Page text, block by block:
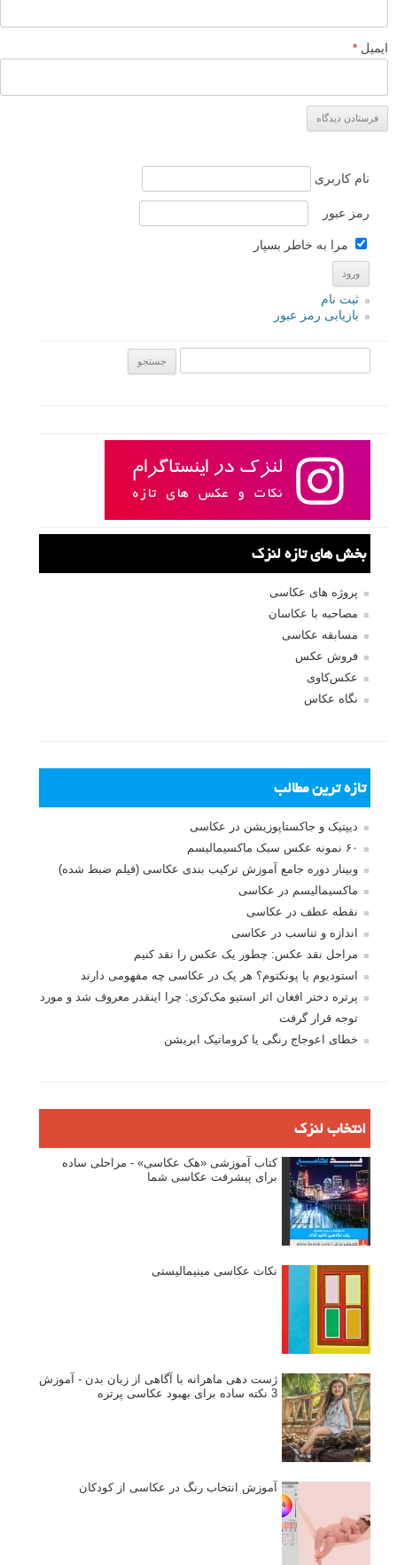
ایمیل *
نام کاربری
رمز عبور
مرا به خاطر بسپار
ثبت نام
بازیابی رمز عبور
بخش های تازه لنزک
پروژه های عکاسی
مصاحبه با عکاسان
مسابقه عکاسی
فروش عکس
عکس‌کاوی
نگاه عکاس
تازه ترین مطالب
دیپتیک و جاکستا‌پوزیشن در عکاسی
۶۰ نمونه عکس سبک ماکسیمالیسم
وبینار دوره جامع آموزش ترکیب بندی عکاسی (فیلم ضبط شده)
ماکسیمالیسم در عکاسی
نقطه عطف در عکاسی
اندازه و تناسب در عکاسی
مراحل نقد عکس: چطور یک عکس را نقد کنیم
استودیوم یا پونکتوم؟ هر یک در عکاسی چه مفهومی دارند
پرتره دختر افغان اثر استیو مک‌کری: چرا اینقدر معروف شد و مورد
توجه قرار گرفت
خطای اعوجاج رنگی یا کروماتیک ابریشن
انتخاب لنزک
کتاب آموزشی «هک عکاسی» - مراحلی ساده
برای پیشرفت عکاسی شما
نکات عکاسی مینیمالیستی
ژست دهی ماهرانه با آگاهی از زبان بدن - آموزش
3 نکته ساده برای بهبود عکاسی پرتره
آموزش انتخاب رنگ در عکاسی از کودکان